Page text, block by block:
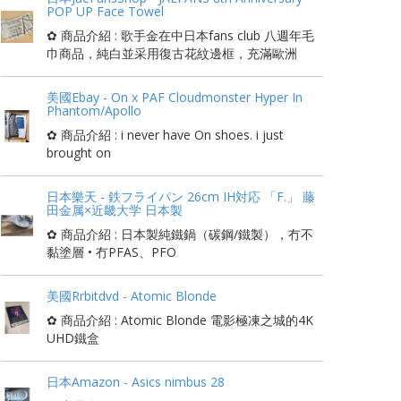
POP UP Face Towel
✿ 商品介紹 : 歌手金在中日本fans club 八週年毛
巾商品，純白並采用復古花紋邊框，充滿歐洲
美國Ebay - On x PAF Cloudmonster Hyper In
Phantom/Apollo
✿ 商品介紹 : i never have On shoes. i just
brought on
日本樂天 - 鉄フライパン 26cm IH対応 「F.」 藤
田金属×近畿大学 日本製
✿ 商品介紹 : 日本製純鐵鍋（碳鋼/鐵製），冇不
黏塗層 • 冇PFAS、PFO
美國Rrbitdvd - Atomic Blonde
✿ 商品介紹 : Atomic Blonde 電影極凍之城的4K
UHD鐵盒
日本Amazon - Asics nimbus 28